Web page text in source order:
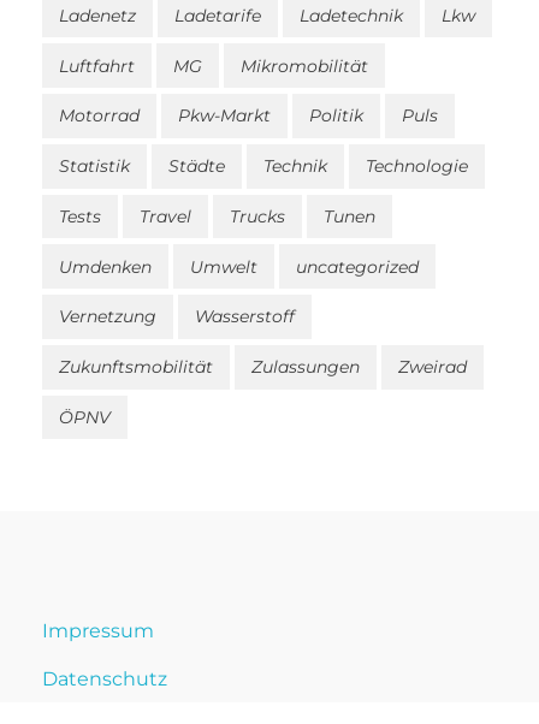
Ladenetz Ladetarife Ladetechnik Lkw
Luftfahrt MG Mikromobilität
Motorrad Pkw-Markt Politik Puls
Statistik Städte Technik Technologie
Tests Travel Trucks Tunen
Umdenken Umwelt uncategorized
Vernetzung Wasserstoff
Zukunftsmobilität Zulassungen Zweirad
ÖPNV
Impressum
Datenschutz